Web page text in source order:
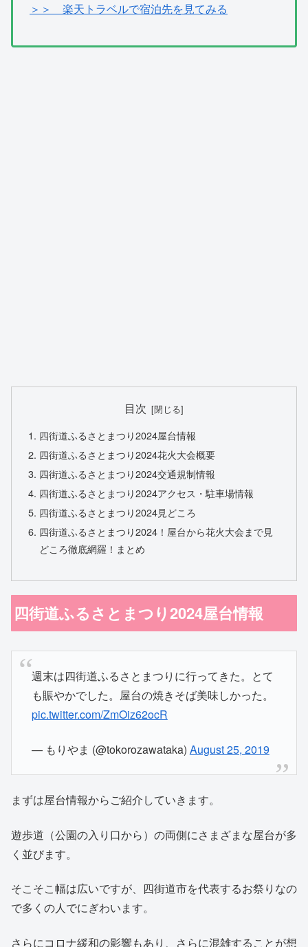
＞＞ 楽天トラベルで宿泊先を見てみる
目次
四街道ふるさとまつり2024屋台情報
四街道ふるさとまつり2024花火大会概要
四街道ふるさとまつり2024交通規制情報
四街道ふるさとまつり2024アクセス・駐車場情報
四街道ふるさとまつり2024見どころ
四街道ふるさとまつり2024！屋台から花火大会まで見
どころ徹底網羅！まとめ
四街道ふるさとまつり2024屋台情報
週末は四街道ふるさとまつりに行ってきた。とて
も賑やかでした。屋台の焼きそば美味しかった。
pic.twitter.com/ZmOiz62ocR
— もりやま (@tokorozawataka) August 25, 2019
まずは屋台情報からご紹介していきます。
遊歩道（公園の入り口から）の両側にさまざまな屋台が多
く並びます。
そこそこ幅は広いですが、四街道市を代表するお祭りなの
で多くの人でにぎわいます。
さらにコロナ緩和の影響もあり、さらに混雑することが想